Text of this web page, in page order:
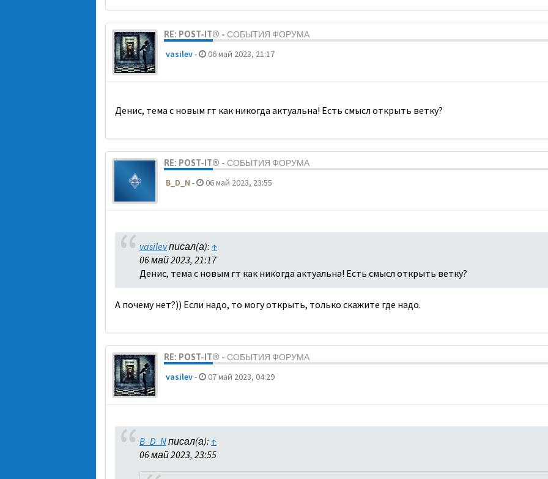
RE: POST-IT® - СОБЫТИЯ ФОРУМА
vasilev- 06 май 2023, 21:17
Денис, тема с новым гт как никогда актуальна! Есть смысл открыть ветку?
RE: POST-IT® - СОБЫТИЯ ФОРУМА
B_D_N - 06 май 2023, 23:55
vasilevписал(а): ↑
06 май 2023, 21:17
Денис, тема с новым гт как никогда актуальна! Есть смысл открыть ветку?
А почему нет?)) Если надо, то могу открыть, только скажите где надо.
RE: POST-IT® - СОБЫТИЯ ФОРУМА
vasilev- 07 май 2023, 04:29
B_D_Nписал(а): ↑
06 май 2023, 23:55